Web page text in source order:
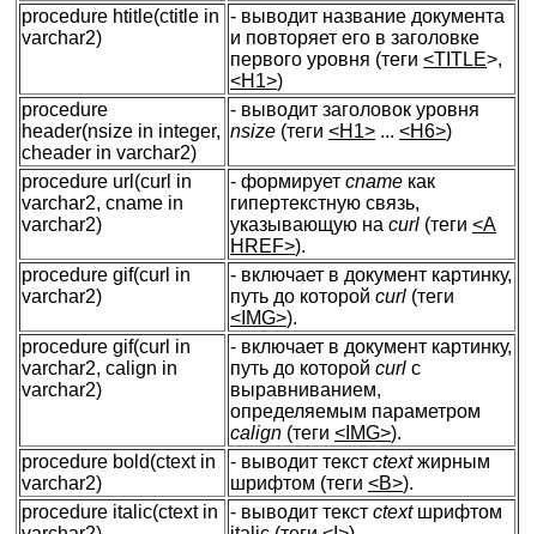
procedure htitle(ctitle in
varchar2)
- выводит название документа
и повторяет его в заголовке
первого уровня (теги <TITLE>,
<H1>)
procedure
header(nsize in integer,
cheader in varchar2)
- выводит заголовок уровня
nsize (теги <H1> ... <H6>)
procedure url(curl in
varchar2, cname in
varchar2)
- формирует cname как
гипертекстную связь,
указывающую на curl (теги <A
HREF>).
procedure gif(curl in
varchar2)
- включает в документ картинку,
путь до которой curl (теги
<IMG>).
procedure gif(curl in
varchar2, calign in
varchar2)
- включает в документ картинку,
путь до которой curl с
выравниванием,
определяемым параметром
calign (теги <IMG>).
procedure bold(ctext in
varchar2)
- выводит текст ctextжирным
шрифтом (теги <B>).
procedure italic(ctext in
- выводит текст ctextшрифтом